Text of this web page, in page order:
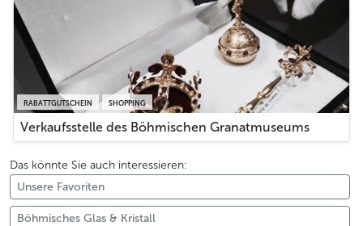
RABATTGUTSCHEIN SHOPPING
Verkaufsstelle des Böhmischen Granatmuseums
Das könnte Sie auch interessieren:
Unsere Favoriten
Böhmisches Glas & Kristall